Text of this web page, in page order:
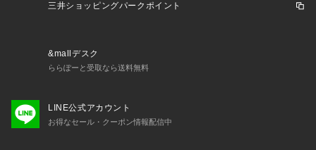
三井ショッピングパークポイント
&mallデスク
ららぽーと受取なら送料無料
LINE公式アカウント
お得なセール・クーポン情報配信中